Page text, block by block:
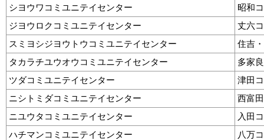
シヨウワコミユニテイセンター
昭和
ジヨウロクコミユニテイセンター
丈六
スミヨシジヨウトウコミユニテイセンター
住吉
タカラチユウオウコミユニテイセンター
多家
ツダコミユニテイセンター
津田
ニシトミダコミユニテイセンター
西富
ニユウタコミユニテイセンター
入田
ハチマンコミユニテイセンター
八万